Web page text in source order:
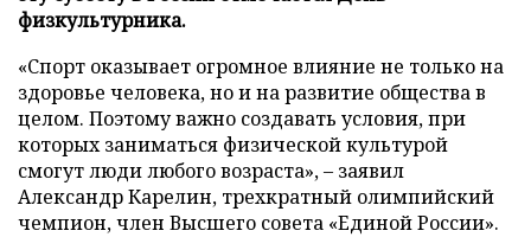
физкультурника.
«Спорт оказывает огромное влияние не только на
здоровье человека, но и на развитие общества в
целом. Поэтому важно создавать условия, при
которых заниматься физической культурой
смогут люди любого возраста», – заявил
Александр Карелин, трехкратный олимпийский
чемпион, член Высшего совета «Единой России».